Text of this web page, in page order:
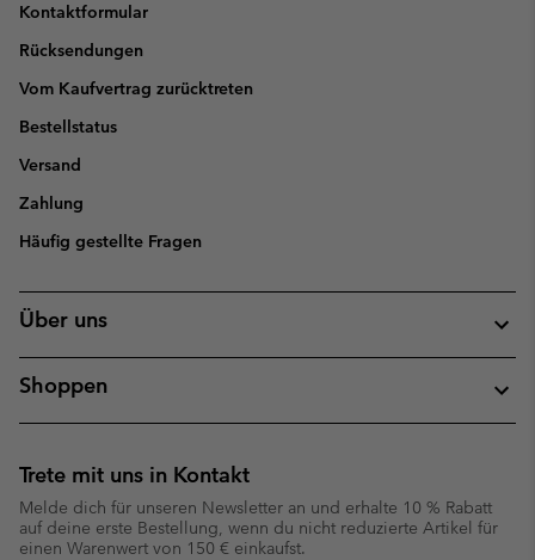
Kontaktformular
Rücksendungen
Vom Kaufvertrag zurücktreten
Bestellstatus
Versand
Zahlung
Häufig gestellte Fragen
Über uns
Shoppen
Trete mit uns in Kontakt
Melde dich für unseren Newsletter an und erhalte 10 % Rabatt
auf deine erste Bestellung, wenn du nicht reduzierte Artikel für
einen Warenwert von 150 € einkaufst.